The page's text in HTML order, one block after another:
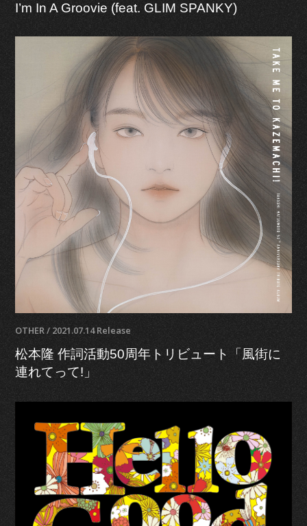
I’m In A Groovie (feat. GLIM SPANKY)
OTHER / 2021.07.14 Release
松本隆 作詞活動50周年トリビュート「風街に
連れてって!」